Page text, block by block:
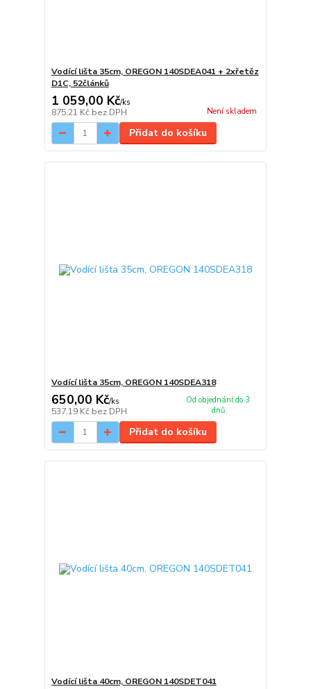
Vodící lišta 35cm, OREGON 140SDEA041 + 2xřetěz
D1C, 52článků
1 059,00 Kč/ks
875,21 Kč bez DPH Není skladem
Přidat do košíku
Vodící lišta 35cm, OREGON 140SDEA318
650,00 Kč/ks
537,19 Kč bez DPH
Od objednání do 3
dnů
Přidat do košíku
Vodící lišta 40cm, OREGON 140SDET041